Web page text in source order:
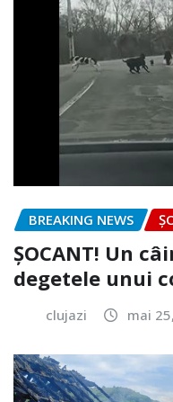
BREAKING NEWS
ȘOCANT! Un
degetele unui
clujazi mai